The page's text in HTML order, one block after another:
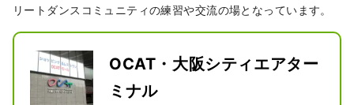
リートダンスコミュニティの練習や交流の場となっています。
OCAT・大阪シティエアター
ミナル